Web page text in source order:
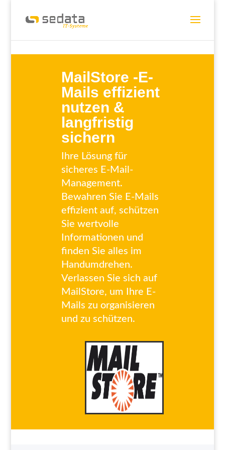
MailStore -E-
Mails effizient
nutzen &
langfristig
sichern
Ihre Lösung für
sicheres E-Mail-
Management.
Bewahren Sie E-Mails
effizient auf, schützen
Sie wertvolle
Informationen und
finden Sie alles im
Handumdrehen.
Verlassen Sie sich auf
MailStore, um Ihre E-
Mails zu organisieren
und zu schützen.